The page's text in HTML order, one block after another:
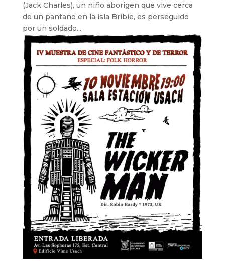
(Jack Charles), un niño aborigen que vive cerca
de un pantano en la isla Bribie, es perseguido
por un soldado...